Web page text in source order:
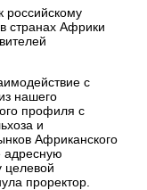
российскому
странах Африки
с
нашего
профиля с
и
Африканского
адресную
целевой
проректор.